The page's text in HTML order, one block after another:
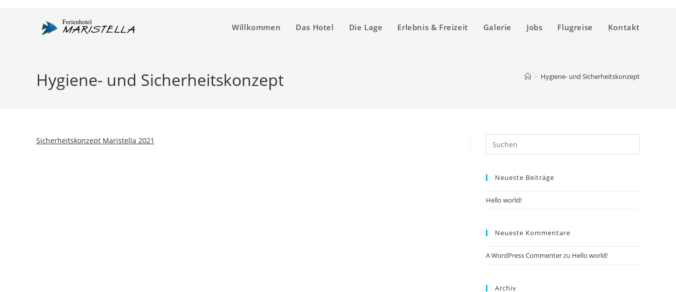
Willkommen Das Hotel Die Lage Erlebnis & Freizeit Galerie Jobs Flugreise Kontakt
Hygiene- und Sicherheitskonzept > Hygiene- und Sicherheitskonzept
Sicherheitskonzept Maristella 2021
Neueste Beiträge
Hello world!
Neueste Kommentare
A WordPress Commenterzu Hello world!
Archiv